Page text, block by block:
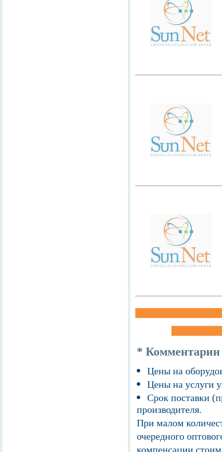
* Комментарии
Цены на
Цены на услуги
Срок поставки
производителя.
При малом
очередного